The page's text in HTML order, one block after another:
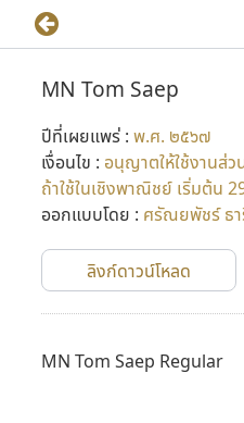
MN Tom Saep
ปีที่เผยแพร่ : พ.ศ. ๒๕๖๗
เงื่อนไข : อนุญาตให้ใช้งานส่
ถ้าใช้ในเชิงพาณิชย์ เริ่มต้น
ออกแบบโดย : ศรัณยพัชร์ ธ
ลิงก์ดาวน์โหลด
MN Tom Saep Regular